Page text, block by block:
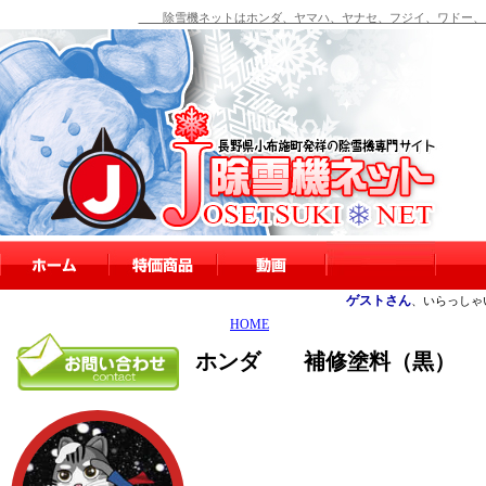
除雪機ネットはホンダ、ヤマハ、ヤナセ、フジイ、ワドー、
ゲストさん 、いらっし
HOME
ホンダ 補修塗料（黒）